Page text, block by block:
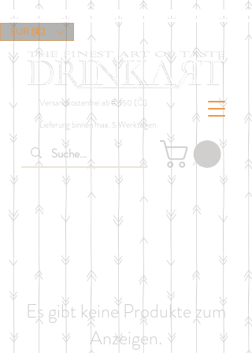
Versandkostenfrei ab € 150 (Ö)
Lieferung binnen max. 5 Werktagen
EUR (€)
Es gibt keine Produkte zum
Anzeigen.